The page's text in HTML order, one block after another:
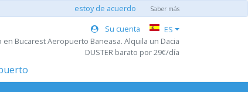
estoy de acuerdo Saber más
Su cuenta
ES
Bucarest Aeropuerto Baneasa. Alquila un Dacia
DUSTER barato por 29€/día